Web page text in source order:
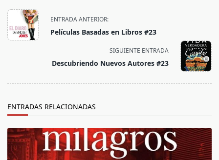
<span
class="nav-
subtitle
ENTRADA ANTERIOR:
Películas Basadas en Libros #23
SIGUIENTE ENTRADA
Descubriendo Nuevos Autores #23
ENTRADAS RELACIONADAS